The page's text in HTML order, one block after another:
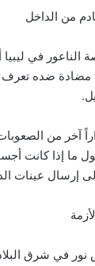
من الداخل
في ليبيا
مضادة ضده تعرف
آخر من
إذا كانت
إرسال عينات
في شرق